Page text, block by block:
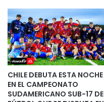
CHILE DEBUTA ESTA NOCHE
EN EL CAMPEONATO
SUDAMERICANO SUB-17 DE